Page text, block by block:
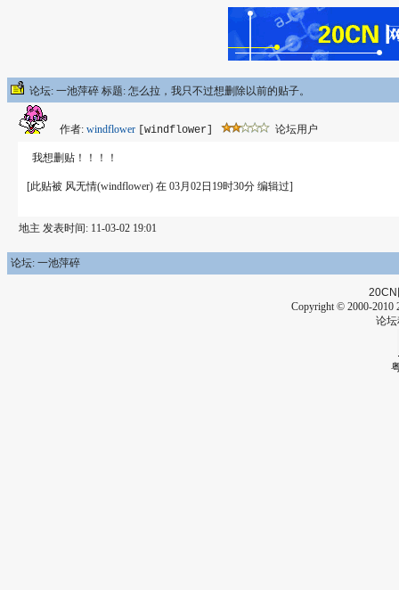
论坛: 一池萍碎 标题: 怎么拉，我只不过想删除以前的贴子。
作者: windflower [windflower] 论坛用户
我想删贴！！！！
[此贴被 风无情(windflower) 在 03月02日19时30分 编辑过]
地主 发表时间: 11-03-02 19:01
论坛: 一池萍碎
20CN
Copyright © 2000-2010
论